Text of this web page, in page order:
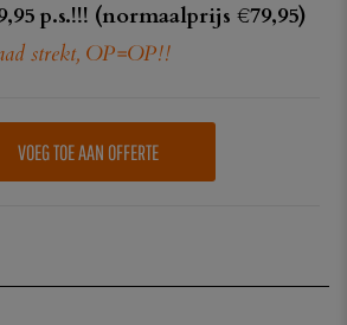
p.s.!!! (normaalprijs €79,95)
strekt, OP=OP!!
VOEG TOE AAN OFFERTE